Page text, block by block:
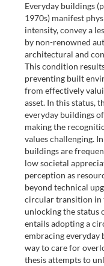
Everyday buildings
1970s) manifest
intensity, convey a
by non-renowned
architectural and
This condition
preventing built
from effectively
asset. In this status,
everyday buildings
making the
values challenging.
buildings are
low societal
perception as
beyond technical
circular transition in
unlocking the status
entails adopting a
embracing everyday
way to care for
thesis attempts to